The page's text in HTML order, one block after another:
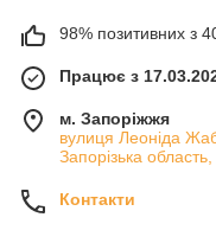
98% позитивних з
Працює з
м. Запоріжжя
вулиця Леоніда
Запорізька
Контакти